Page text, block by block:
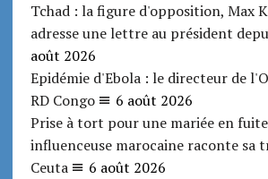
Tchad : la figure d'opposition, Max
adresse une lettre au président
août 2026
Epidémie d'Ebola : le directeur de
RD Congo
6 août 2026
Prise à tort pour une mariée en
influenceuse marocaine raconte sa
Ceuta
6 août 2026